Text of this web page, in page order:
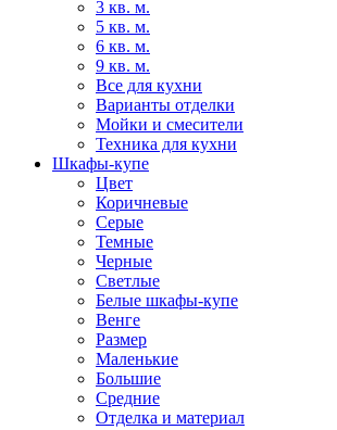
3 кв. м.
5 кв. м.
6 кв. м.
9 кв. м.
Все для кухни
Варианты отделки
Мойки и смесители
Техника для кухни
Шкафы-купе
Цвет
Коричневые
Серые
Темные
Черные
Светлые
Белые шкафы-купе
Венге
Размер
Маленькие
Большие
Средние
Отделка и материал